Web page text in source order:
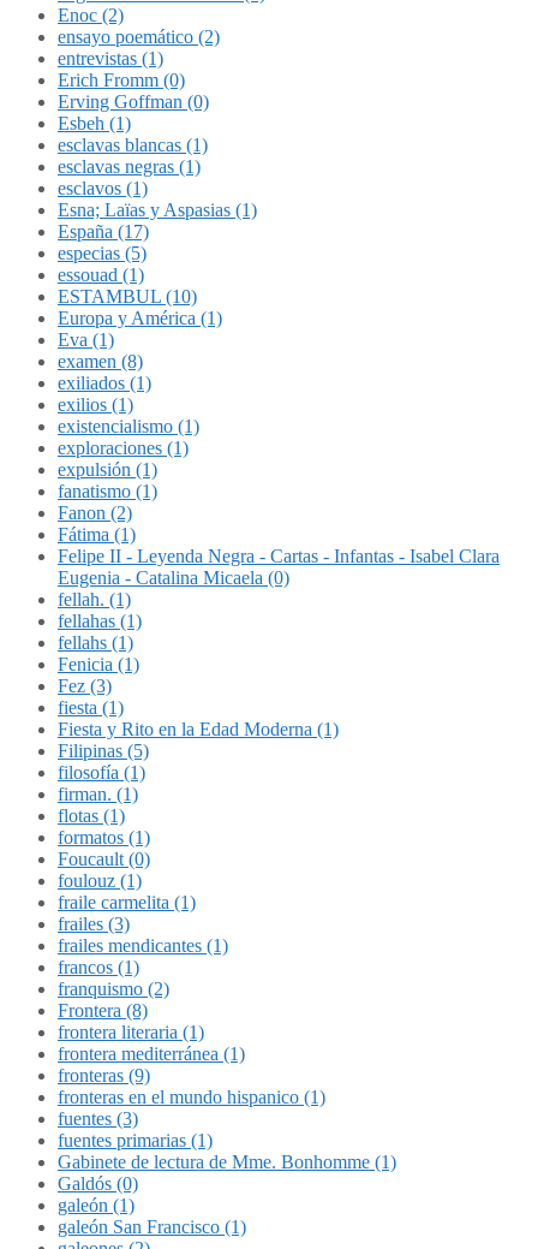
Enoc (2)
ensayo poemático (2)
entrevistas (1)
Erich Fromm (0)
Erving Goffman (0)
Esbeh (1)
esclavas blancas (1)
esclavas negras (1)
esclavos (1)
Esna; Laïas y Aspasias (1)
España (17)
especias (5)
essouad (1)
ESTAMBUL (10)
Europa y América (1)
Eva (1)
examen (8)
exiliados (1)
exilios (1)
existencialismo (1)
exploraciones (1)
expulsión (1)
fanatismo (1)
Fanon (2)
Fátima (1)
Felipe II - Leyenda Negra - Cartas - Infantas - Isabel Clara
Eugenia - Catalina Micaela (0)
fellah. (1)
fellahas (1)
fellahs (1)
Fenicia (1)
Fez (3)
fiesta (1)
Fiesta y Rito en la Edad Moderna (1)
Filipinas (5)
filosofía (1)
firman. (1)
flotas (1)
formatos (1)
Foucault (0)
foulouz (1)
fraile carmelita (1)
frailes (3)
frailes mendicantes (1)
francos (1)
franquismo (2)
Frontera (8)
frontera literaria (1)
frontera mediterránea (1)
fronteras (9)
fronteras en el mundo hispanico (1)
fuentes (3)
fuentes primarias (1)
Gabinete de lectura de Mme. Bonhomme (1)
Galdós (0)
galeón (1)
galeón San Francisco (1)